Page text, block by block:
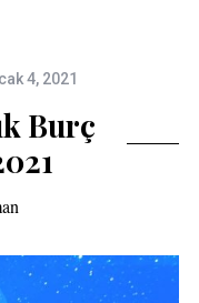
4, 2021
Burç